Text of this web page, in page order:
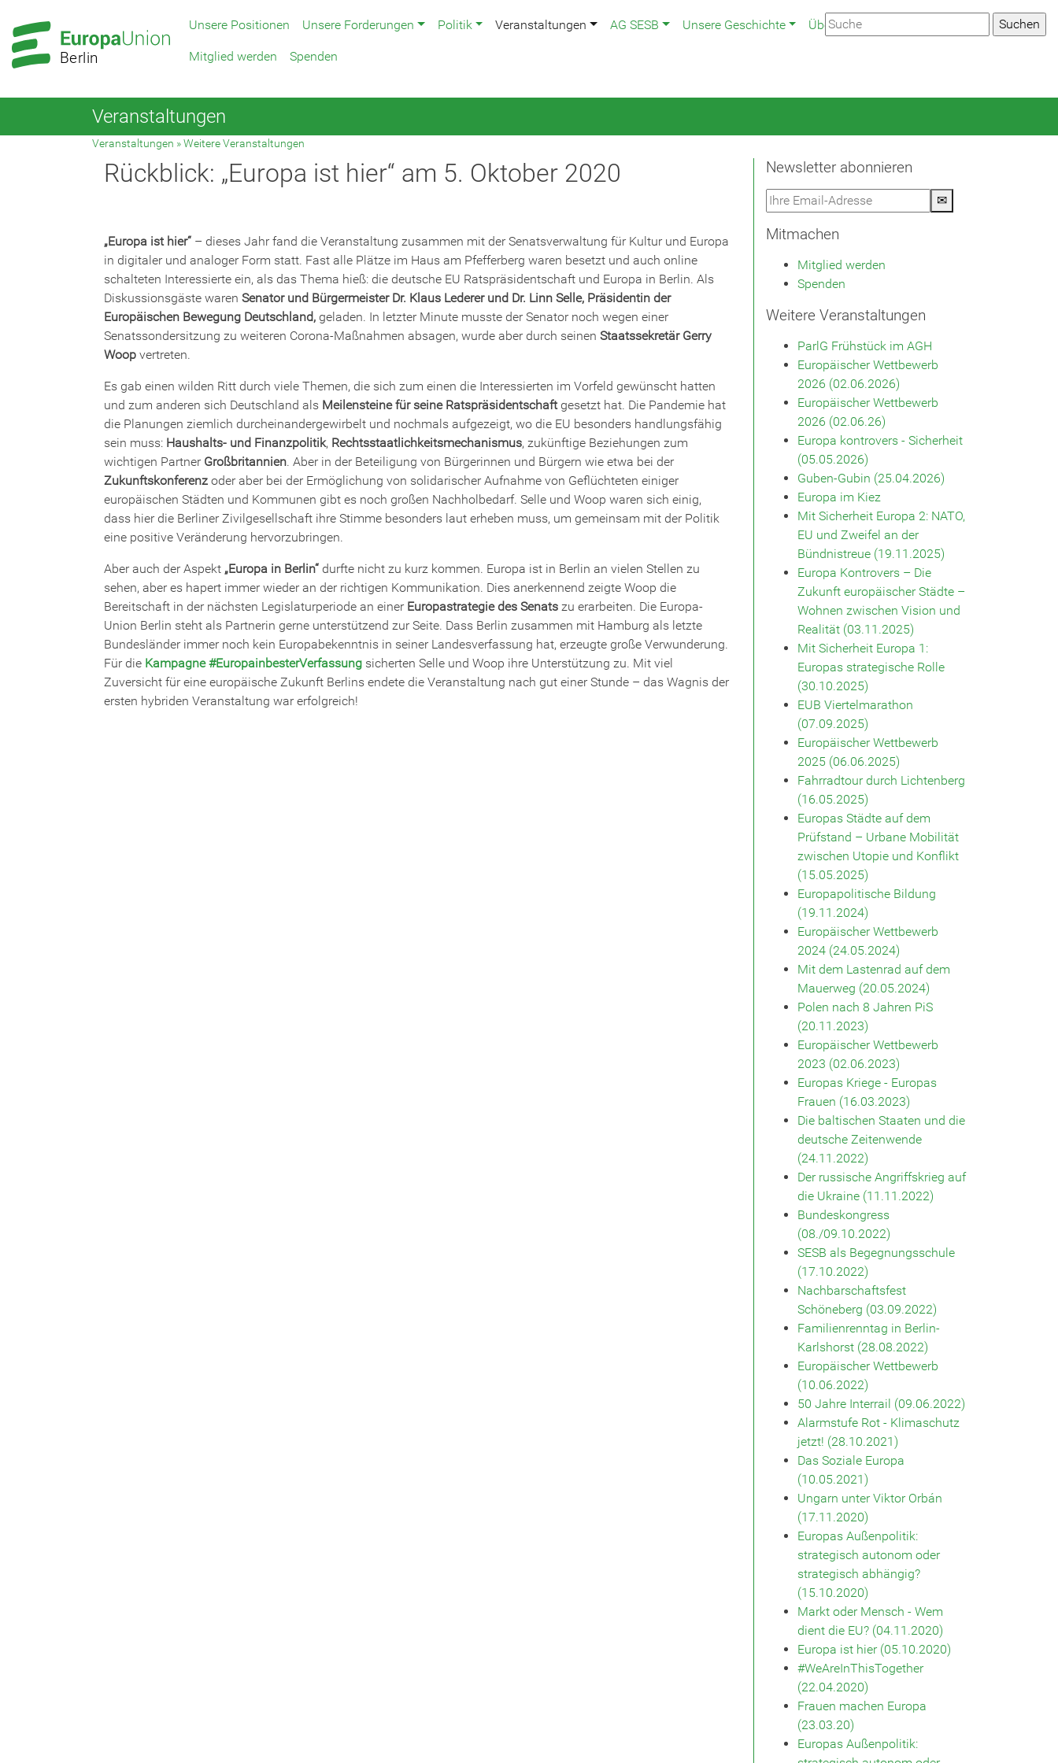
Hauptnavigation
Hauptbereich
Berlin
Unsere Positionen Unsere Forderungen Politik Veranstaltungen AG SESB Unsere Geschichte Über uns Newsletter
Mitglied werden Spenden
Veranstaltungen
Veranstaltungen »Weitere Veranstaltungen
Rückblick: „Europa ist hier“ am 5. Oktober 2020
„Europa ist hier“ – dieses Jahr fand die Veranstaltung zusammen mit der Senatsverwaltung für Kultur und Europa
in digitaler und analoger Form statt. Fast alle Plätze im Haus am Pfefferberg waren besetzt und auch online
schalteten Interessierte ein, als das Thema hieß: die deutsche EU Ratspräsidentschaft und Europa in Berlin. Als
Diskussionsgäste waren Senator und Bürgermeister Dr. Klaus Lederer und Dr. Linn Selle, Präsidentin der
Europäischen Bewegung Deutschland, geladen. In letzter Minute musste der Senator noch wegen einer
Senatssondersitzung zu weiteren Corona-Maßnahmen absagen, wurde aber durch seinen Staatssekretär Gerry
Woop vertreten.
Es gab einen wilden Ritt durch viele Themen, die sich zum einen die Interessierten im Vorfeld gewünscht hatten
und zum anderen sich Deutschland als Meilensteine für seine Ratspräsidentschaftgesetzt hat. Die Pandemie hat
die Planungen ziemlich durcheinandergewirbelt und nochmals aufgezeigt, wo die EU besonders handlungsfähig
sein muss: Haushalts- und Finanzpolitik, Rechtsstaatlichkeitsmechanismus, zukünftige Beziehungen zum
wichtigen Partner Großbritannien. Aber in der Beteiligung von Bürgerinnen und Bürgern wie etwa bei der
Zukunftskonferenz oder aber bei der Ermöglichung von solidarischer Aufnahme von Geflüchteten einiger
europäischen Städten und Kommunen gibt es noch großen Nachholbedarf. Selle und Woop waren sich einig,
dass hier die Berliner Zivilgesellschaft ihre Stimme besonders laut erheben muss, um gemeinsam mit der Politik
eine positive Veränderung hervorzubringen.
Aber auch der Aspekt „Europa in Berlin“ durfte nicht zu kurz kommen. Europa ist in Berlin an vielen Stellen zu
sehen, aber es hapert immer wieder an der richtigen Kommunikation. Dies anerkennend zeigte Woop die
Bereitschaft in der nächsten Legislaturperiode an einer Europastrategie des Senats zu erarbeiten. Die Europa-
Union Berlin steht als Partnerin gerne unterstützend zur Seite. Dass Berlin zusammen mit Hamburg als letzte
Bundesländer immer noch kein Europabekenntnis in seiner Landesverfassung hat, erzeugte große Verwunderung.
Für die Kampagne #EuropainbesterVerfassung sicherten Selle und Woop ihre Unterstützung zu. Mit viel
Zuversicht für eine europäische Zukunft Berlins endete die Veranstaltung nach gut einer Stunde – das Wagnis der
ersten hybriden Veranstaltung war erfolgreich!
Newsletter abonnieren
✉
Mitmachen
Mitglied werden
Spenden
Weitere Veranstaltungen
ParlG Frühstück im AGH
Europäischer Wettbewerb
2026 (02.06.2026)
Europäischer Wettbewerb
2026 (02.06.26)
Europa kontrovers - Sicherheit
(05.05.2026)
Guben-Gubin (25.04.2026)
Europa im Kiez
Mit Sicherheit Europa 2: NATO,
EU und Zweifel an der
Bündnistreue (19.11.2025)
Europa Kontrovers – Die
Zukunft europäischer Städte –
Wohnen zwischen Vision und
Realität (03.11.2025)
Mit Sicherheit Europa 1:
Europas strategische Rolle
(30.10.2025)
EUB Viertelmarathon
(07.09.2025)
Europäischer Wettbewerb
2025 (06.06.2025)
Fahrradtour durch Lichtenberg
(16.05.2025)
Europas Städte auf dem
Prüfstand – Urbane Mobilität
zwischen Utopie und Konflikt
(15.05.2025)
Europapolitische Bildung
(19.11.2024)
Europäischer Wettbewerb
2024 (24.05.2024)
Mit dem Lastenrad auf dem
Mauerweg (20.05.2024)
Polen nach 8 Jahren PiS
(20.11.2023)
Europäischer Wettbewerb
2023 (02.06.2023)
Europas Kriege - Europas
Frauen (16.03.2023)
Die baltischen Staaten und die
deutsche Zeitenwende
(24.11.2022)
Der russische Angriffskrieg auf
die Ukraine (11.11.2022)
Bundeskongress
(08./09.10.2022)
SESB als Begegnungsschule
(17.10.2022)
Nachbarschaftsfest
Schöneberg (03.09.2022)
Familienrenntag in Berlin-
Karlshorst (28.08.2022)
Europäischer Wettbewerb
(10.06.2022)
50 Jahre Interrail (09.06.2022)
Alarmstufe Rot - Klimaschutz
jetzt! (28.10.2021)
Das Soziale Europa
(10.05.2021)
Ungarn unter Viktor Orbán
(17.11.2020)
Europas Außenpolitik:
strategisch autonom oder
strategisch abhängig?
(15.10.2020)
Markt oder Mensch - Wem
dient die EU? (04.11.2020)
Europa ist hier (05.10.2020)
#WeAreInThisTogether
(22.04.2020)
Frauen machen Europa
(23.03.20)
Europas Außenpolitik: